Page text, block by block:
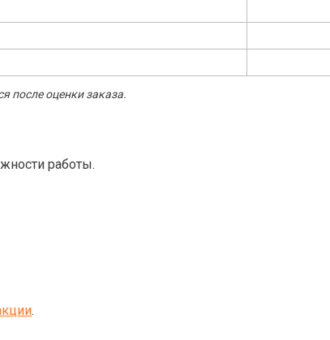
после оценки заказа.
работы.
.